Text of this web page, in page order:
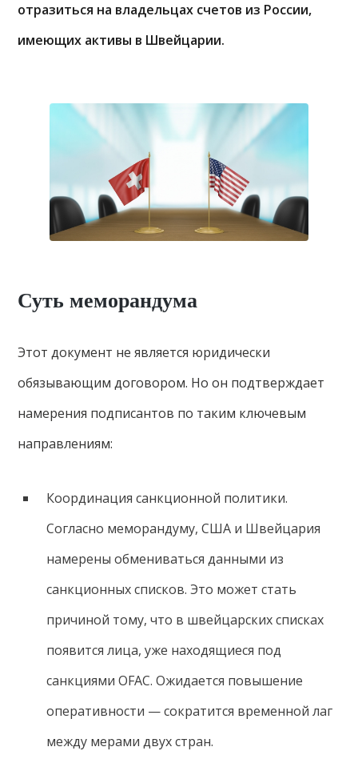
отразиться на владельцах счетов из России,
имеющих активы в Швейцарии.
Суть меморандума
Этот документ не является юридически
обязывающим договором. Но он подтверждает
намерения подписантов по таким ключевым
направлениям:
Координация санкционной политики.
Согласно меморандуму, США и Швейцария
намерены обмениваться данными из
санкционных списков. Это может стать
причиной тому, что в швейцарских списках
появится лица, уже находящиеся под
санкциями OFAC. Ожидается повышение
оперативности — сократится временной лаг
между мерами двух стран.